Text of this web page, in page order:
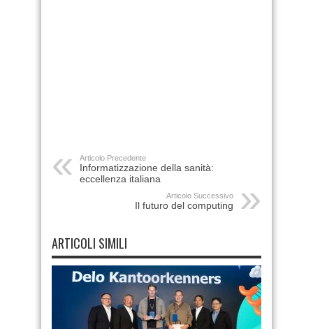
Articolo Precedente
Informatizzazione della sanità:
eccellenza italiana
Articolo Successivo
Il futuro del computing
ARTICOLI SIMILI